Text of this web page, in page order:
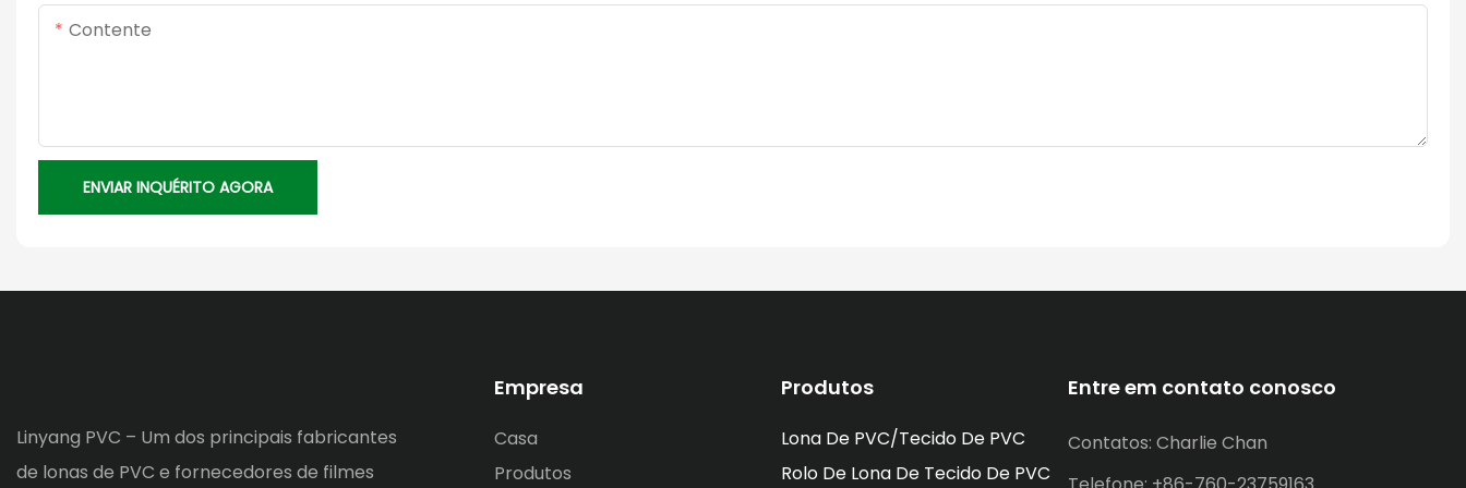
Contente
ENVIAR INQUÉRITO AGORA
Linyang PVC – Um dos principais fabricantes
de lonas de PVC e fornecedores de filmes
Empresa
Casa
Produtos
Produtos
Lona De PVC/tecido De PVC
Rolo De Lona De Tecido De PVC
Entre em contato conosco
Contatos: Charlie Chan